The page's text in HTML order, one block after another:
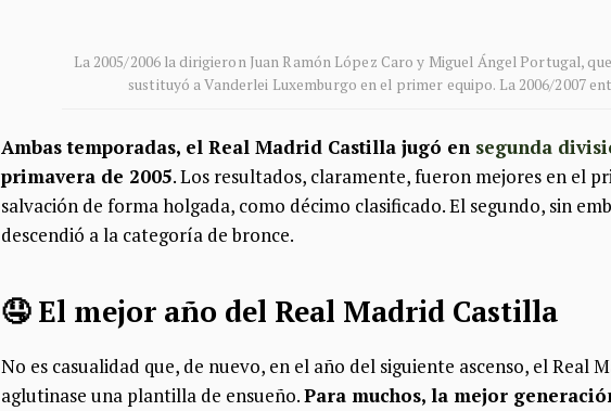
La 2005/2006 la dirigieron Juan Ramón López Caro y Miguel Ángel Portugal,
sustituyó a Vanderlei Luxemburgo en el primer equipo. La 2006/2007
Ambas temporadas, el Real Madrid Castilla jugó en segunda
primavera de 2005. Los resultados, claramente, fueron mejores en el
salvación de forma holgada, como décimo clasificado. El segundo, sin
descendió a la categoría de bronce.
🤤 El mejor año del Real Madrid Castilla
No es casualidad que, de nuevo, en el año del siguiente ascenso, el Real
aglutinase una plantilla de ensueño.Para muchos, la mejor